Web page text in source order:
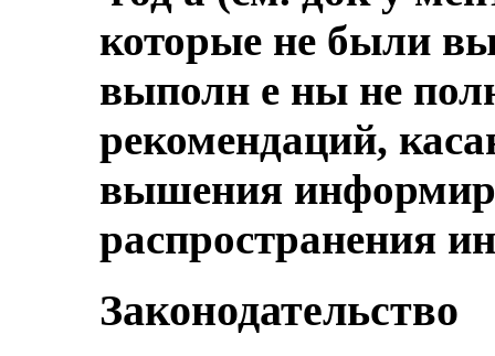
которые не были
выполн е ны не
рекомендаций,
вышения
распространения
Законодательство